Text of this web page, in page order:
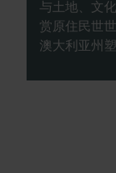
与土地、文
赏原住民世
澳大利亚州